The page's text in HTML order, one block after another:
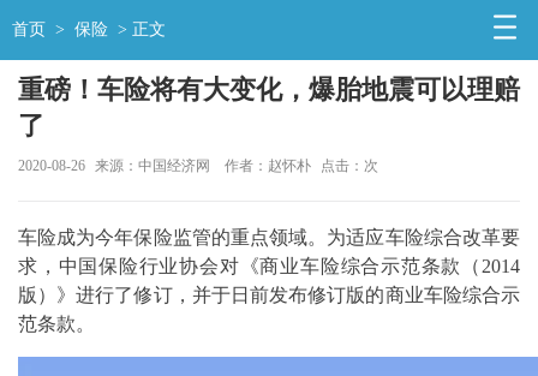
首页 > 保险 > 正文
重磅！车险将有大变化，爆胎地震可以理赔
了
2020-08-26 来源：中国经济网 作者：赵怀朴 点击： 次
车险成为今年保险监管的重点领域。为适应车险综合改革要
求，中国保险行业协会对《商业车险综合示范条款（2014
版）》进行了修订，并于日前发布修订版的商业车险综合示
范条款。